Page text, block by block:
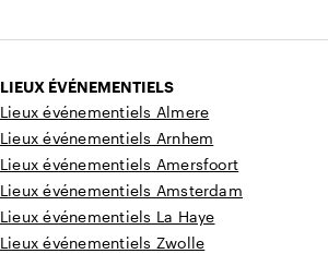
LIEUX ÉVÉNEMENTIELS
Lieux événementiels Almere
Lieux événementiels Arnhem
Lieux événementiels Amersfoort
Lieux événementiels Amsterdam
Lieux événementiels La Haye
Lieux événementiels Zwolle